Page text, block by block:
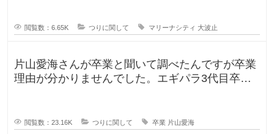
タ
ル
が
閲覧数：6.65K つりに関して マリーナシティ 大波止
片山愛海さんが卒業と聞いて調べたんですが卒業
理由が分かりませんでした。エギパラ3代目卒業
閲覧数：23.16K つりに関して 卒業 片山愛海